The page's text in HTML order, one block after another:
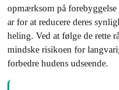
opmærksom på
ar for at reducere deres
heling. Ved at følge de rette
mindske risikoen for
forbedre hudens udseende.